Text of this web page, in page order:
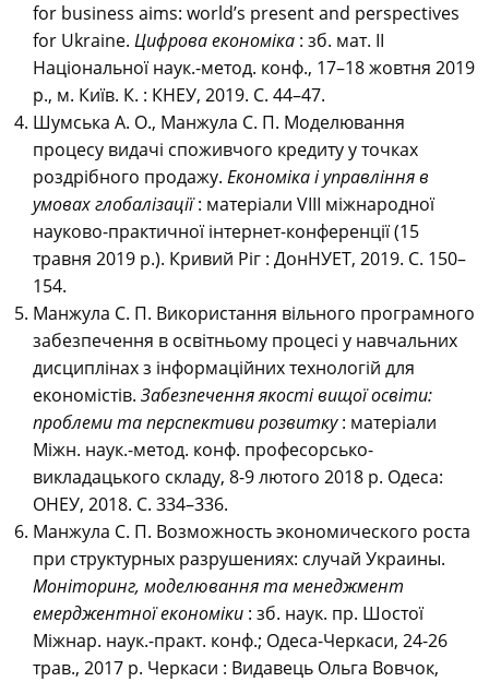
for business aims: world’s present and perspectives
for Ukraine. Цифрова економіка : зб. мат. ІІ
Національної наук.-метод. конф., 17–18 жовтня 2019
р., м. Київ. К. : КНЕУ, 2019. С. 44–47.
Шумська А. О., Манжула С. П. Моделювання
процесу видачі споживчого кредиту у точках
роздрібного продажу. Економіка і управління в
умовах глобалізації: матеріали VІІІ міжнародної
науково-практичної інтернет-конференції (15
травня 2019 р.). Кривий Ріг : ДонНУЕТ, 2019. С. 150–
154.
Манжула С. П. Використання вільного програмного
забезпечення в освітньому процесі у навчальних
дисциплінах з інформаційних технологій для
економістів. Забезпечення якості вищої освіти:
проблеми та перспективи розвитку: матеріали
Міжн. наук.-метод. конф. професорсько-
викладацького складу, 8-9 лютого 2018 р. Одеса:
ОНЕУ, 2018. С. 334–336.
Манжула С. П. Возможность экономического роста
при структурных разрушениях: случай Украины.
Моніторинг, моделювання та менеджмент
емерджентної економіки : зб. наук. пр. Шостої
Міжнар. наук.-практ. конф.; Одеса-Черкаси, 24-26
трав., 2017 р. Черкаси : Видавець Ольга Вовчок,